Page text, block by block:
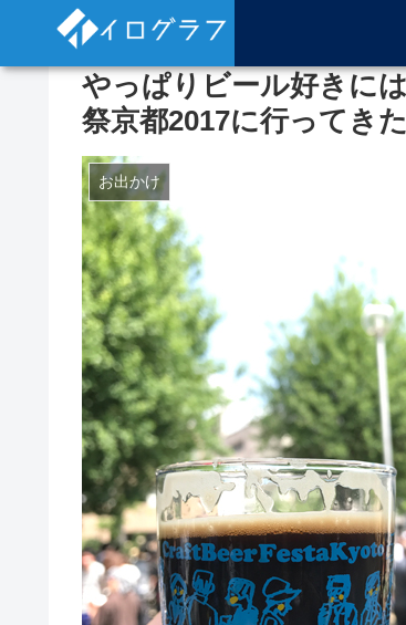
やっぱりビール好きに
祭京都2017に行ってきた
お出かけ